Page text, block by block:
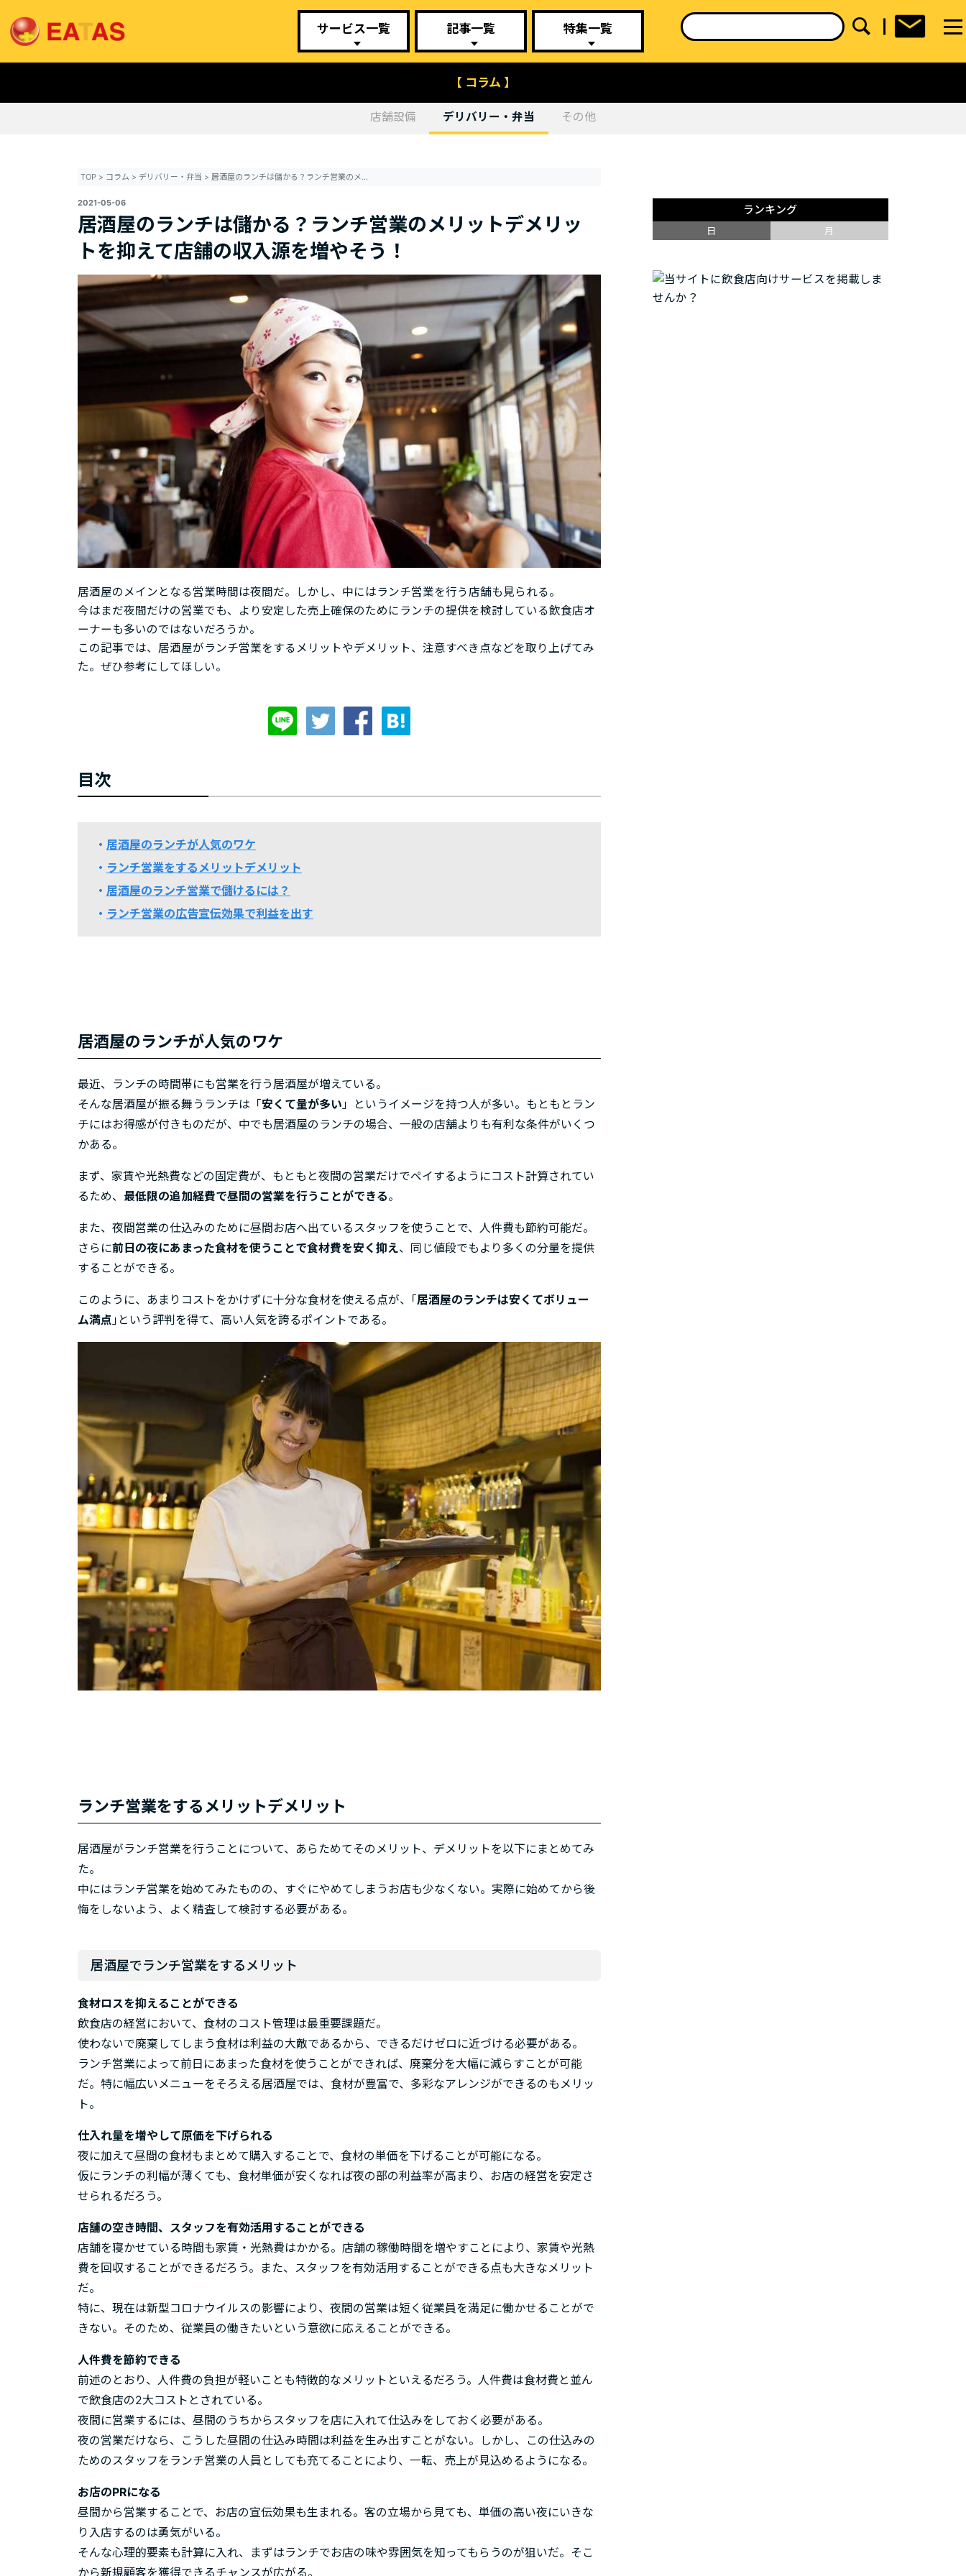
サービス一覧 記事一覧 特集一覧
【 コラム 】
店舗設備 デリバリー・弁当 その他
TOP> コラム > デリバリー・弁当 > 居酒屋のランチは儲かる？ランチ営業のメリットデメリットを抑えて店舗の収入源を増やそう！
2021-05-06
居酒屋のランチは儲かる？ランチ営業のメリットデメリッ
トを抑えて店舗の収入源を増やそう！
居酒屋のメインとなる営業時間は夜間だ。しかし、中にはランチ営業を行う店舗も見られる。
今はまだ夜間だけの営業でも、より安定した売上確保のためにランチの提供を検討している飲食店オ
ーナーも多いのではないだろうか。
この記事では、居酒屋がランチ営業をするメリットやデメリット、注意すべき点などを取り上げてみ
た。ぜひ参考にしてほしい。
目次
居酒屋のランチが人気のワケ
ランチ営業をするメリットデメリット
居酒屋のランチ営業で儲けるには？
ランチ営業の広告宣伝効果で利益を出す
居酒屋のランチが人気のワケ
最近、ランチの時間帯にも営業を行う居酒屋が増えている。
そんな居酒屋が振る舞うランチは「安くて量が多い」というイメージを持つ人が多い。もともとラン
チにはお得感が付きものだが、中でも居酒屋のランチの場合、一般の店舗よりも有利な条件がいくつ
かある。
まず、家賃や光熱費などの固定費が、もともと夜間の営業だけでペイするようにコスト計算されてい
るため、 最低限の追加経費で昼間の営業を行うことができる。
また、夜間営業の仕込みのために昼間お店へ出ているスタッフを使うことで、人件費も節約可能だ。
さらに前日の夜にあまった食材を使うことで食材費を安く抑え、同じ値段でもより多くの分量を提供
することができる。
このように、あまりコストをかけずに十分な食材を使える点が、｢居酒屋のランチは安くてボリュー
ム満点 ｣という評判を得て、高い人気を誇るポイントである。
ランチ営業をするメリットデメリット
居酒屋がランチ営業を行うことについて、あらためてそのメリット、デメリットを以下にまとめてみ
た。
中にはランチ営業を始めてみたものの、すぐにやめてしまうお店も少なくない。実際に始めてから後
悔をしないよう、よく精査して検討する必要がある。
居酒屋でランチ営業をするメリット
食材ロスを抑えることができる
飲食店の経営において、食材のコスト管理は最重要課題だ。
使わないで廃棄してしまう食材は利益の大敵であるから、できるだけゼロに近づける必要がある。
ランチ営業によって前日にあまった食材を使うことができれば、廃棄分を大幅に減らすことが可能
だ。特に幅広いメニューをそろえる居酒屋では、食材が豊富で、多彩なアレンジができるのもメリッ
ト。
仕入れ量を増やして原価を下げられる
夜に加えて昼間の食材もまとめて購入することで、食材の単価を下げることが可能になる。
仮にランチの利幅が薄くても、食材単価が安くなれば夜の部の利益率が高まり、お店の経営を安定さ
せられるだろう。
店舗の空き時間、スタッフを有効活用することができる
店舗を寝かせている時間も家賃・光熱費はかかる。店舗の稼働時間を増やすことにより、家賃や光熱
費を回収することができるだろう。また、スタッフを有効活用することができる点も大きなメリット
だ。
特に、現在は新型コロナウイルスの影響により、夜間の営業は短く従業員を満足に働かせることがで
きない。そのため、従業員の働きたいという意欲に応えることができる。
人件費を節約できる
前述のとおり、人件費の負担が軽いことも特徴的なメリットといえるだろう。人件費は食材費と並ん
で飲食店の2大コストとされている。
夜間に営業するには、昼間のうちからスタッフを店に入れて仕込みをしておく必要がある。
夜の営業だけなら、こうした昼間の仕込み時間は利益を生み出すことがない。しかし、この仕込みの
ためのスタッフをランチ営業の人員としても充てることにより、一転、売上が見込めるようになる。
お店のPRになる
昼間から営業することで、お店の宣伝効果も生まれる。客の立場から見ても、単価の高い夜にいきな
り入店するのは勇気がいる。
そんな心理的要素も計算に入れ、まずはランチでお店の味や雰囲気を知ってもらうのが狙いだ。そこ
から新規顧客を獲得できるチャンスが広がる。
ランキング
日 月